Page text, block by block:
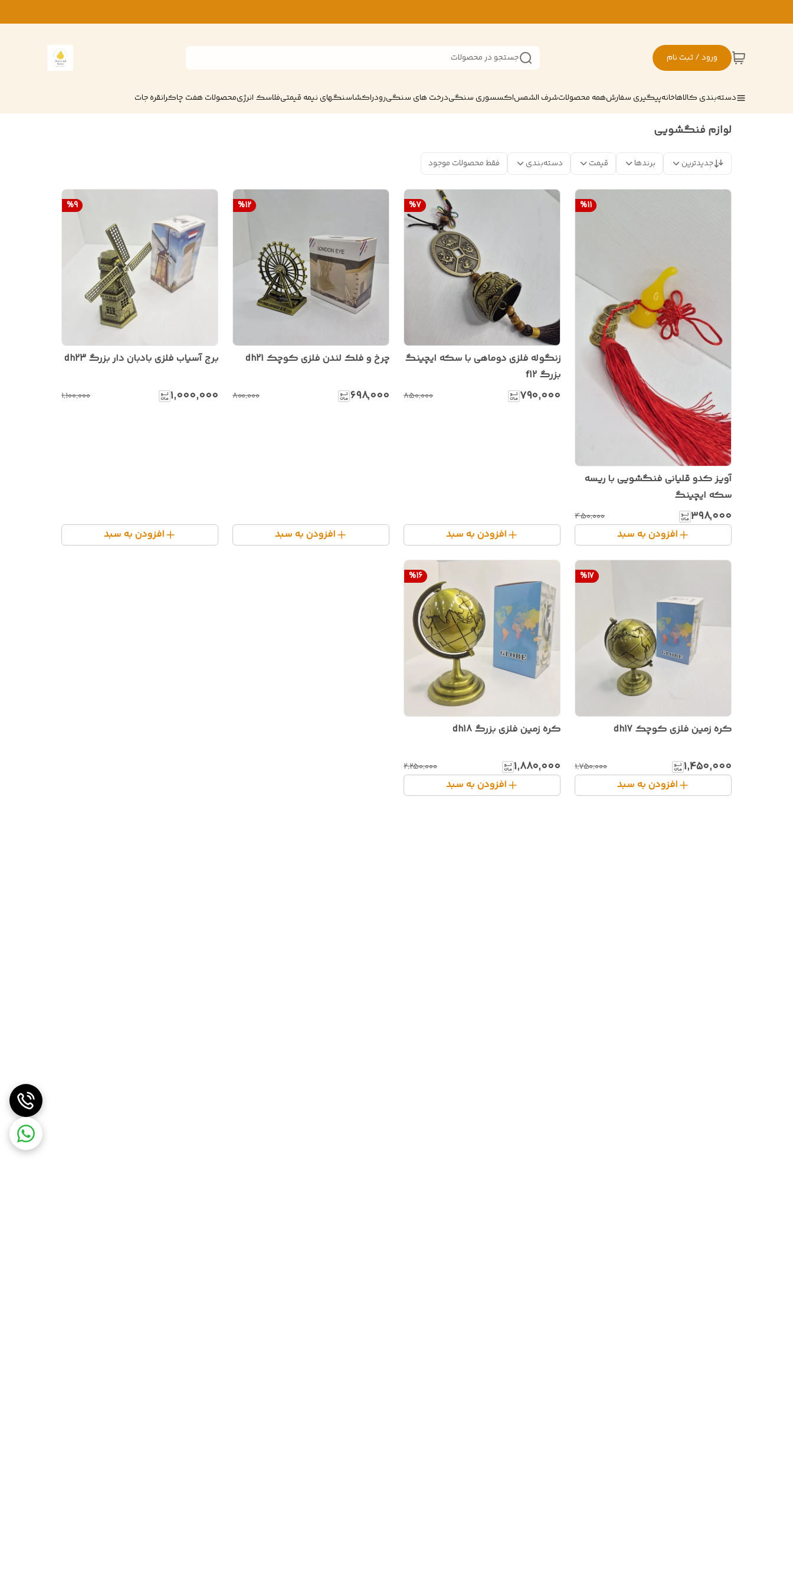
ورود / ثبت نام جستجو در محصولات
دسته‌بندی کالاهاخانهپیگیری سفارشهمه محصولاتشرف الشمساکسسوری سنگیدرخت های سنگیرودراکشاسنگهای نیمه قیمتیفلاسک انرژیمحصولات هفت چاکرانقره جات
لوازم فنگشویی
جدیدترین برندها قیمت دسته‌بندی فقط محصولات موجود
%11
آویز کدو قلیانی فنگشویی با ریسه
سکه ایچینگ
۳۹۸٬۰۰۰ ۴۵۰٬۰۰۰
افزودن به سبد
%7
زنگوله فلزی دوماهی با سکه ایچینگ
بزرگ f12
۷۹۰٬۰۰۰ ۸۵۰٬۰۰۰
افزودن به سبد
%12
چرخ و فلک لندن فلزی کوچک dh21
۶۹۸٬۰۰۰ ۸۰۰٬۰۰۰
افزودن به سبد
%9
برج آسیاب فلزی بادبان دار بزرگ dh23
۱٬۰۰۰٬۰۰۰ ۱٬۱۰۰٬۰۰۰
افزودن به سبد
%17
کره زمین فلزی کوچک dh17
۱٬۴۵۰٬۰۰۰ ۱٬۷۵۰٬۰۰۰
افزودن به سبد
%16
کره زمین فلزی بزرگ dh18
۱٬۸۸۰٬۰۰۰ ۲٬۲۵۰٬۰۰۰
افزودن به سبد